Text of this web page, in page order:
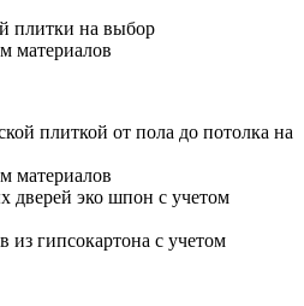
плитки на выбор
материалов
плиткой от пола до потолка на
материалов
дверей эко шпон с учетом
из гипсокартона с учетом